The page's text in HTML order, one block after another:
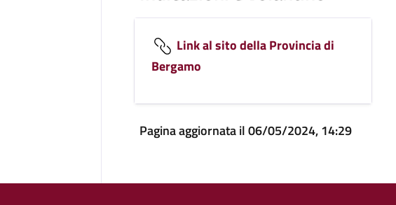
Link al sito della Provincia di
Bergamo
Pagina aggiornata il 06/05/2024, 14:29